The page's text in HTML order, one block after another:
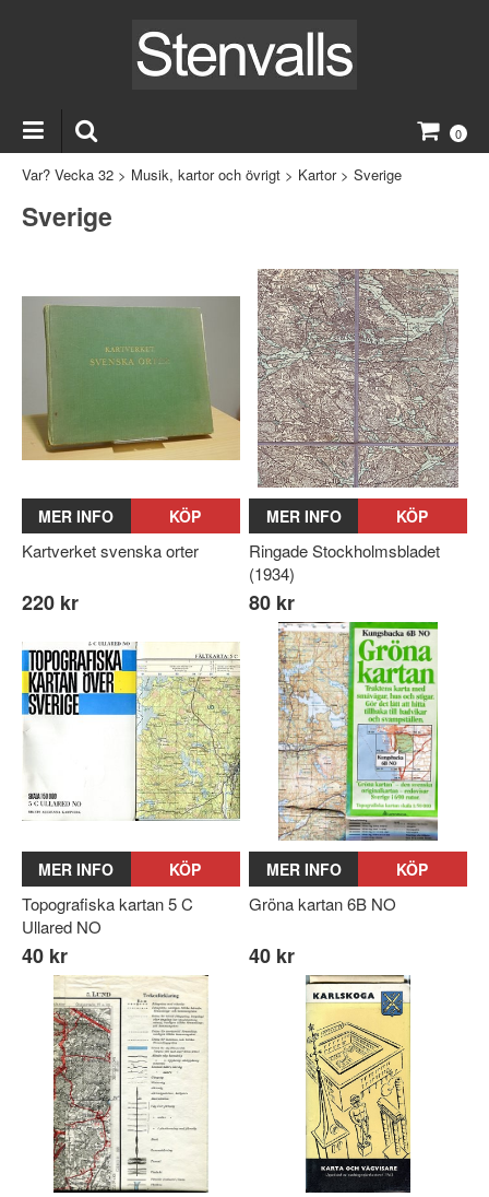
0
Var? Vecka 32 > Musik, kartor och övrigt > Kartor> Sverige
Sverige
MER INFO KÖP
Kartverket svenska orter
220 kr
MER INFO KÖP
Ringade Stockholmsbladet
(1934)
80 kr
MER INFO KÖP
Topografiska kartan 5 C
Ullared NO
40 kr
MER INFO KÖP
Gröna kartan 6B NO
40 kr